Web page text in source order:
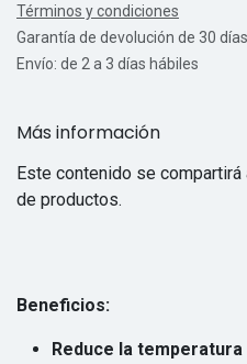
Términos y condiciones
Garantía de devolución de 30
Envío: de 2 a 3 días hábiles
Más información
Este contenido se
de productos.
Beneficios:
Reduce la